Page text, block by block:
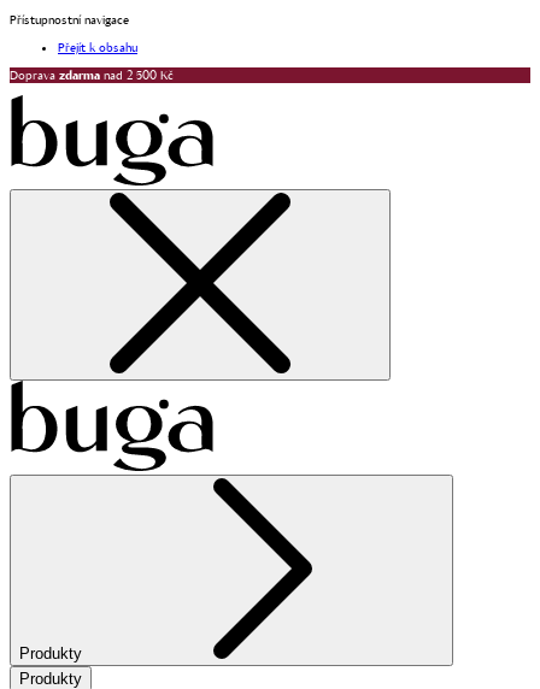
Přístupnostní navigace
Přejít k obsahu
Doprava zdarma nad 2 500 Kč
Produkty
Produkty